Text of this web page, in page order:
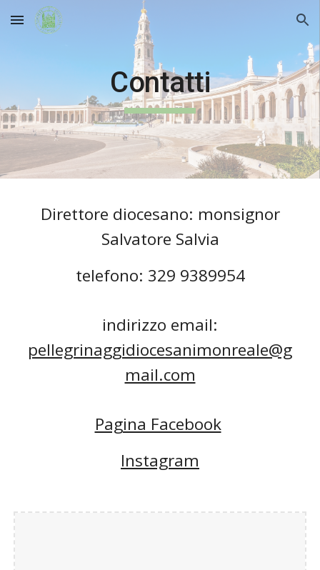
Skip to main content Skip to navigation
Contatti
Direttore diocesano: monsignor
Salvatore Salvia
telefono: 329 9389954
indirizzo email:
pellegrinaggidiocesanimonreale@g
mail.com
Pagina Facebook
Instagram